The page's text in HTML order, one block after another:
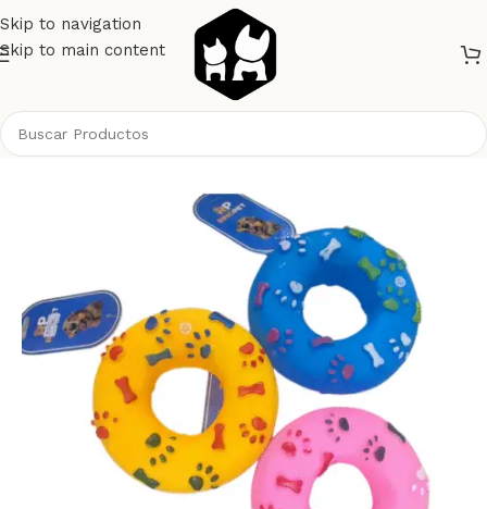
Skip to navigation
Skip to main content